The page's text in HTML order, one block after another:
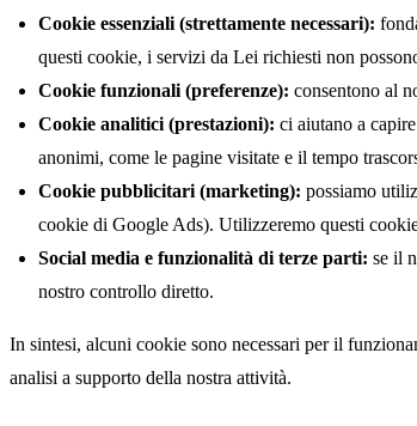
Cookie essenziali (strettamente necessari):
questi cookie, i servizi da Lei richiesti non
Cookie funzionali (preferenze): consentono al
Cookie analitici (prestazioni): ci aiutano a
anonimi, come le pagine visitate e il tempo
Cookie pubblicitari (marketing): possiamo
cookie di Google Ads). Utilizzeremo questi
Social media e funzionalità di terze parti: se il
nostro controllo diretto.
In sintesi, alcuni cookie sono necessari per il
analisi a supporto della nostra attività.